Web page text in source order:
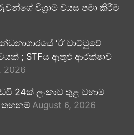
විශ්‍රාම වයස පමා කිරීම
‘ඊ’ වාට්ටුවේ
; STFය ඇතුළු ආරක්ෂාව
2026
24ක් ලංකාව තුළ වහාම
තහනම් August 6, 2026